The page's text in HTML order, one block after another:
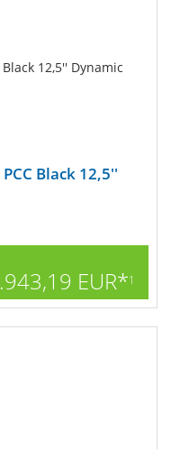
Black 12,5''
EUR*1